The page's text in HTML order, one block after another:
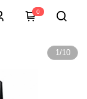
0
1/10